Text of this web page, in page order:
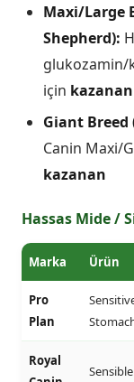
Maxi/Large
Shepherd):
glukozamin/
için kazanan
Giant Breed
Canin Maxi/
kazanan
Hassas Mide /
Marka Ürün
Pro
Plan
Royal